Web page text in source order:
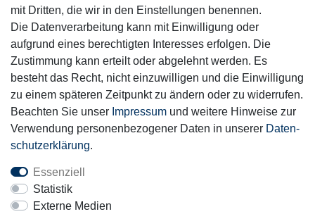
Motor-Fit
© Copyright 2026 | Alle Rechte vorbehalten.
mit Dritten, die wir in den Einstellungen benennen.
Die Datenverarbeitung kann mit Einwilligung oder
aufgrund eines berechtigten Interesses erfolgen. Die
Zustimmung kann erteilt oder abgelehnt werden. Es
besteht das Recht, nicht einzuwilligen und die Einwilligung
zu einem späteren Zeitpunkt zu ändern oder zu widerrufen.
Beachten Sie unser Impressum und weitere Hinweise zur
Verwendung personenbezogener Daten in unserer Daten­
schutz­erklärung.
Essenziell
Statistik
Externe Medien